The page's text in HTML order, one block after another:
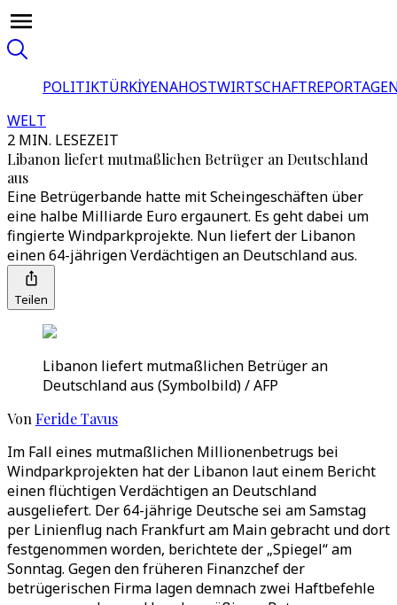
POLITIKTÜRKİYENAHOSTWIRTSCHAFT
WELT
2 MIN. LESEZEIT
Libanon liefert mutmaßlichen Betrüger an Deutschland
aus
Eine Betrügerbande hatte mit Scheingeschäften über
eine halbe Milliarde Euro ergaunert. Es geht dabei um
fingierte Windparkprojekte. Nun liefert der Libanon
einen 64-jährigen Verdächtigen an Deutschland aus.
Teilen
Libanon liefert mutmaßlichen Betrüger an
Deutschland aus (Symbolbild) / AFP
Von Feride Tavus
Im Fall eines mutmaßlichen Millionenbetrugs bei
Windparkprojekten hat der Libanon laut einem Bericht
einen flüchtigen Verdächtigen an Deutschland
ausgeliefert. Der 64-jährige Deutsche sei am Samstag
per Linienflug nach Frankfurt am Main gebracht und dort
festgenommen worden, berichtete der „Spiegel“ am
Sonntag. Gegen den früheren Finanzchef der
betrügerischen Firma lagen demnach zwei Haftbefehle